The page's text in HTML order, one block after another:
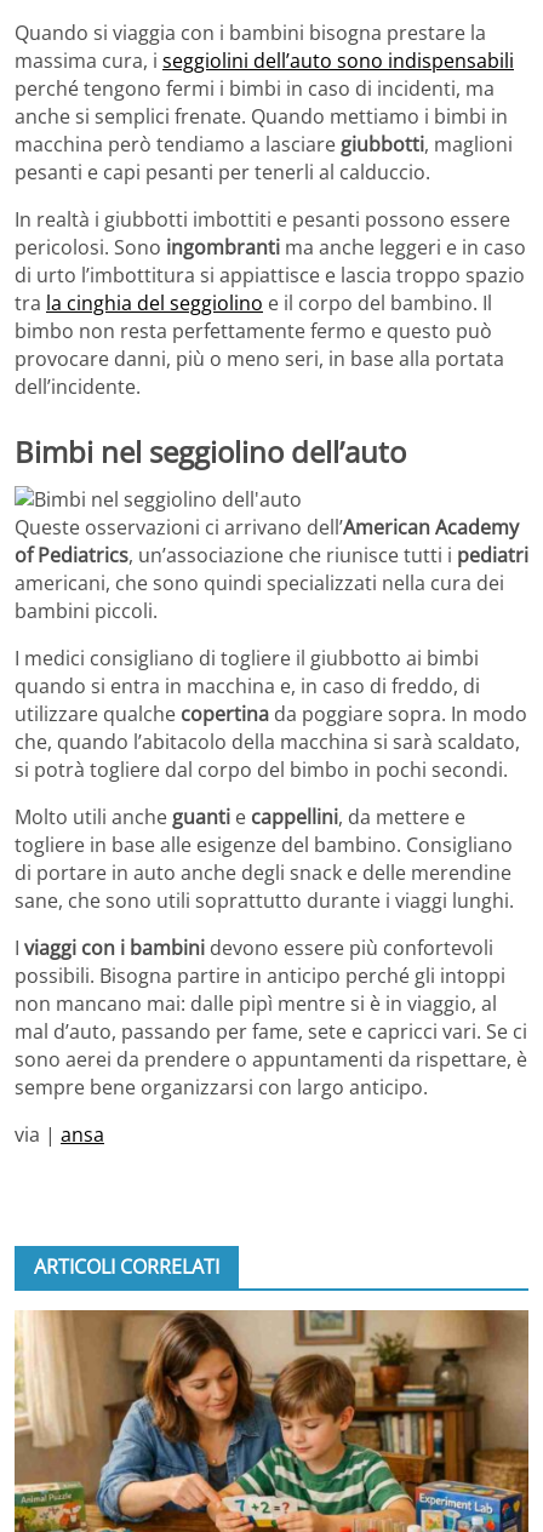
Quando si viaggia con i bambini bisogna prestare la
massima cura, i seggiolini dell’auto sono indispensabili
perché tengono fermi i bimbi in caso di incidenti, ma
anche si semplici frenate. Quando mettiamo i bimbi in
macchina però tendiamo a lasciare giubbotti, maglioni
pesanti e capi pesanti per tenerli al calduccio.
In realtà i giubbotti imbottiti e pesanti possono essere
pericolosi. Sono ingombranti ma anche leggeri e in caso
di urto l’imbottitura si appiattisce e lascia troppo spazio
tra la cinghia del seggiolino e il corpo del bambino. Il
bimbo non resta perfettamente fermo e questo può
provocare danni, più o meno seri, in base alla portata
dell’incidente.
Bimbi nel seggiolino dell’auto
Queste osservazioni ci arrivano dell’American Academy
of Pediatrics, un’associazione che riunisce tutti i pediatri
americani, che sono quindi specializzati nella cura dei
bambini piccoli.
I medici consigliano di togliere il giubbotto ai bimbi
quando si entra in macchina e, in caso di freddo, di
utilizzare qualche copertina da poggiare sopra. In modo
che, quando l’abitacolo della macchina si sarà scaldato,
si potrà togliere dal corpo del bimbo in pochi secondi.
Molto utili anche guanti e cappellini, da mettere e
togliere in base alle esigenze del bambino. Consigliano
di portare in auto anche degli snack e delle merendine
sane, che sono utili soprattutto durante i viaggi lunghi.
I viaggi con i bambini devono essere più confortevoli
possibili. Bisogna partire in anticipo perché gli intoppi
non mancano mai: dalle pipì mentre si è in viaggio, al
mal d’auto, passando per fame, sete e capricci vari. Se ci
sono aerei da prendere o appuntamenti da rispettare, è
sempre bene organizzarsi con largo anticipo.
via | ansa
ARTICOLI CORRELATI